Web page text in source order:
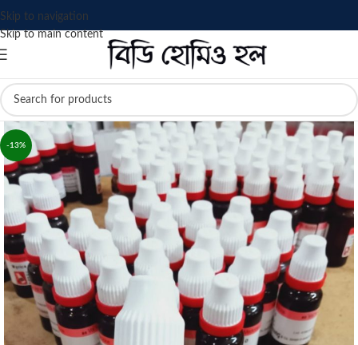
Skip to navigation
Skip to main content
-13%